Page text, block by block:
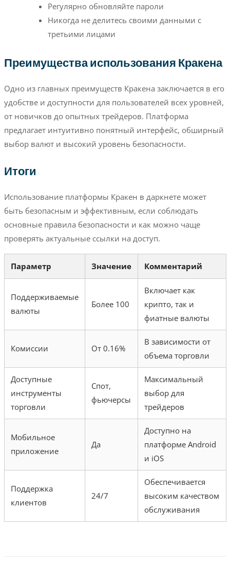
Регулярно обновляйте пароли
Никогда не делитесь своими данными с
третьими лицами
Преимущества использования Кракена
Одно из главных преимуществ Кракена заключается в его
удобстве и доступности для пользователей всех уровней,
от новичков до опытных трейдеров. Платформа
предлагает интуитивно понятный интерфейс, обширный
выбор валют и высокий уровень безопасности.
Итоги
Использование платформы Кракен в даркнете может
быть безопасным и эффективным, если соблюдать
основные правила безопасности и как можно чаще
проверять актуальные ссылки на доступ.
Параметр Значение Комментарий
Поддерживаемые
валюты
Более 100
Включает как
крипто, так и
фиатные валюты
Комиссии От 0.16%
В зависимости от
объема торговли
Доступные
инструменты
торговли
Спот,
фьючерсы
Максимальный
выбор для
трейдеров
Мобильное
приложение
Да
Доступно на
платформе Android
и iOS
Поддержка
клиентов
24/7
Обеспечивается
высоким качеством
обслуживания